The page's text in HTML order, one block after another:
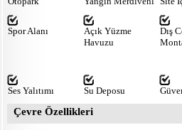
Spor Alanı
Açık Yüzme
Havuzu
Dış
Ses Yalıtımı Su Deposu
Çevre Özellikleri